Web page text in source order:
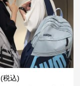
(税込)